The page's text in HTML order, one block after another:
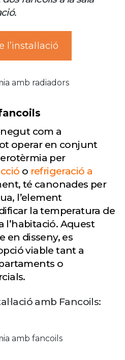
com a
operar en conjunt
per
o refrigeració a
té canonades per
l’element
la temperatura de
l’habitació. Aquest
en disseny, es
viable tant a
o
amb Fancoils: